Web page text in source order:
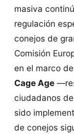
masiva
regulación
conejos de
Comisión
en el marco
Cage Age
ciudadanos
sido
de conejos